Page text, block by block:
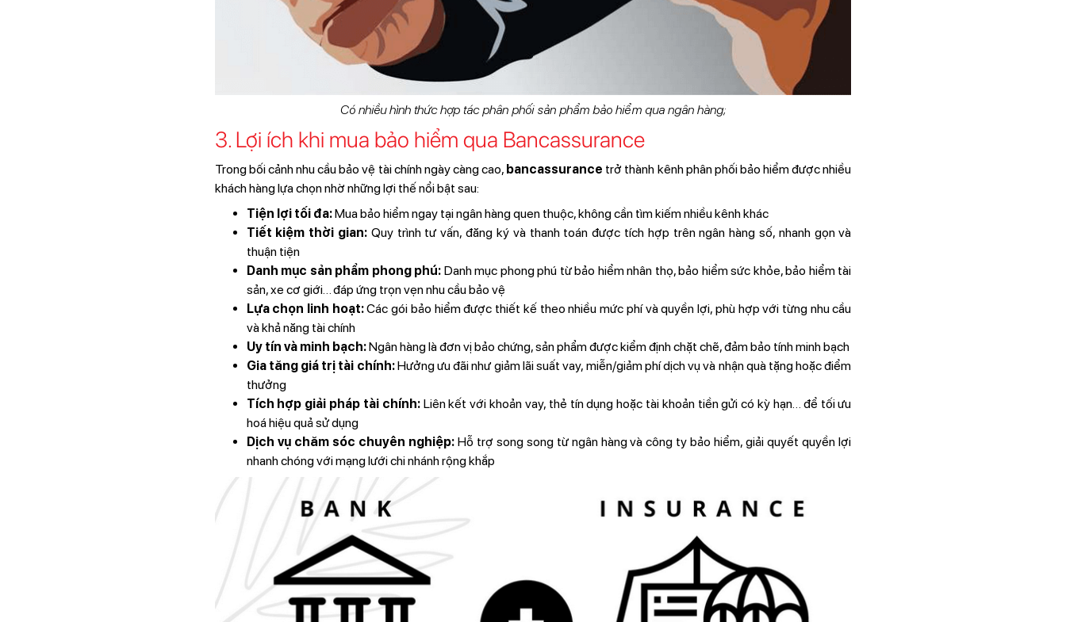
Có nhiều hình thức hợp tác phân phối sản phẩm bảo hiểm qua ngân hàng;
3. Lợi ích khi mua bảo hiểm qua Bancassurance
Trong bối cảnh nhu cầu bảo vệ tài chính ngày càng cao, bancassurance trở thành kênh phân phối bảo hiểm được nhiều
khách hàng lựa chọn nhờ những lợi thế nổi bật sau:
Tiện lợi tối đa:Mua bảo hiểm ngay tại ngân hàng quen thuộc, không cần tìm kiếm nhiều kênh khác
Tiết kiệm thời gian: Quy trình tư vấn, đăng ký và thanh toán được tích hợp trên ngân hàng số, nhanh gọn và
thuận tiện
Danh mục sản phẩm phong phú: Danh mục phong phú từ bảo hiểm nhân thọ, bảo hiểm sức khỏe, bảo hiểm tài
sản, xe cơ giới… đáp ứng trọn vẹn nhu cầu bảo vệ
Lựa chọn linh hoạt:Các gói bảo hiểm được thiết kế theo nhiều mức phí và quyền lợi, phù hợp với từng nhu cầu
và khả năng tài chính
Uy tín và minh bạch:Ngân hàng là đơn vị bảo chứng, sản phẩm được kiểm định chặt chẽ, đảm bảo tính minh bạch
Gia tăng giá trị tài chính:Hưởng ưu đãi như giảm lãi suất vay, miễn/giảm phí dịch vụ và nhận quà tặng hoặc điểm
thưởng
Tích hợp giải pháp tài chính:Liên kết với khoản vay, thẻ tín dụng hoặc tài khoản tiền gửi có kỳ hạn… để tối ưu
hoá hiệu quả sử dụng
Dịch vụ chăm sóc chuyên nghiệp:Hỗ trợ song song từ ngân hàng và công ty bảo hiểm, giải quyết quyền lợi
nhanh chóng với mạng lưới chi nhánh rộng khắp